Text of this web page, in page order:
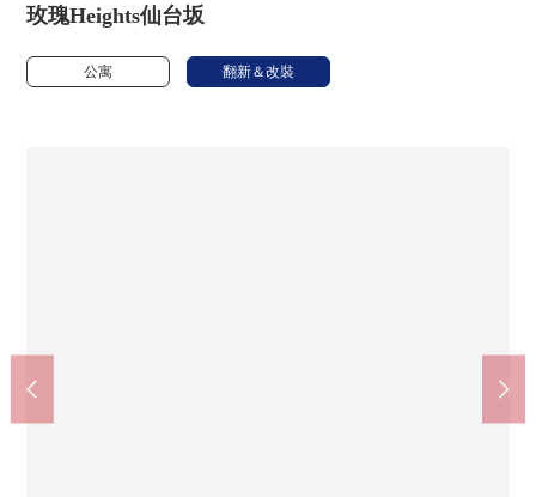
玫瑰Heights仙台坂
公寓 翻新＆改裝